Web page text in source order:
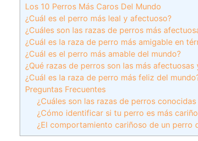
Los 10 Perros Más Caros Del Mundo
¿Cuál es el perro más leal y afectuoso?
¿Cuáles son las razas de perros más
¿Cuál es la raza de perro más amigable en
¿Cuál es el perro más amable del mundo?
¿Qué razas de perros son las más afectuosas
¿Cuál es la raza de perro más feliz del
Preguntas Frecuentes
¿Cuáles son las razas de perros
¿Cómo identificar si tu perro es más
¿El comportamiento cariñoso de un perro